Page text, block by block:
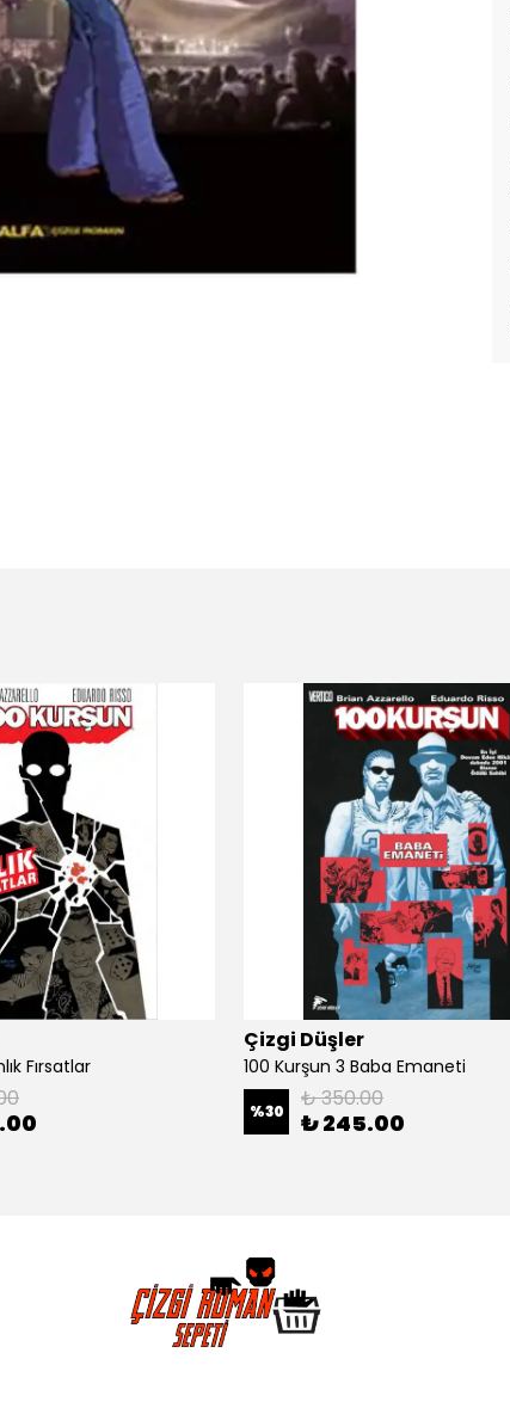
Fırsatlar
Çizgi Düşler
100 Kurşun 3 Baba Emaneti
%30 ₺ 350.00
₺ 245.00